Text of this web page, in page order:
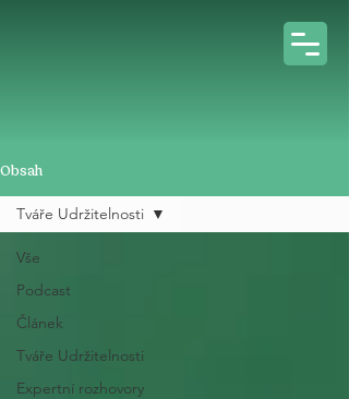
Obsah
Vše
Podcast
Článek
Tváře Udržitelnosti
Expertní rozhovory
Tváře Udržitelnosti